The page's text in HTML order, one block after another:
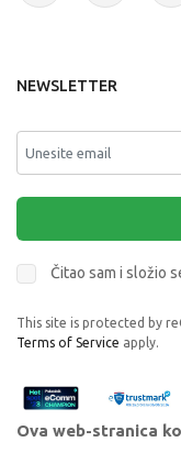
NEWSLETTER
Čitao sam i složio
This site is protected by
Terms of Service apply.
Ova web-stranica